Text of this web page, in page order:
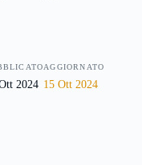
il part time
alla
2024
AGGIORNATO
15 Ott 2024